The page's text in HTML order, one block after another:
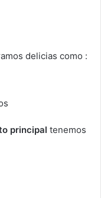
delicias como :
principal tenemos